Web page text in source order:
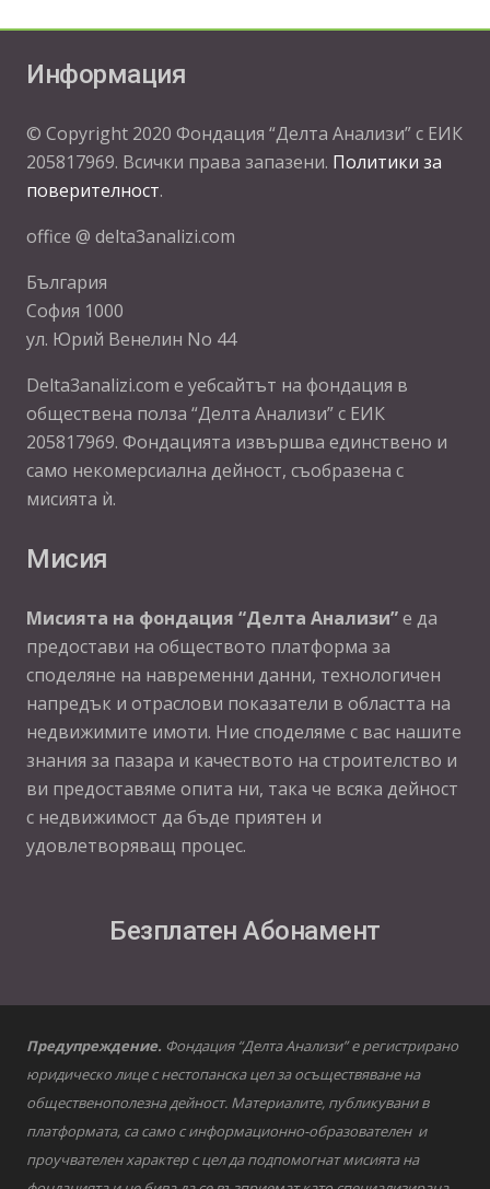
Информация
© Copyright 2020 Фондация “Делта Анализи” с ЕИК
205817969. Всички права запазени. Политики за
поверителност.
office @ delta3analizi.com
България
София 1000
ул. Юрий Венелин No 44
Delta3analizi.com e уебсайтът на фондация в
обществена полза “Делта Анализи” с ЕИК
205817969. Фондацията извършва единствено и
само некомерсиална дейност, съобразена с
мисията ѝ.
Мисия
Мисията на фондация “Делта Анализи”е да
предостави на обществото платформа за
споделяне на навременни данни, технологичен
напредък и отраслови показатели в областта на
недвижимите имоти. Ние споделяме с вас нашите
знания за пазара и качеството на строителство и
ви предоставяме опита ни, така че всяка дейност
с недвижимост да бъде приятен и
удовлетворяващ процес.
Безплатен Абонамент
Предупреждение. Фондация “Делта Анализи” е регистрирано
юридическо лице с нестопанска цел за осъществяване на
общественополезна дейност. Материалите, публикувани в
платформата, са само с информационно-образователен и
проучвателен характер с цел да подпомогнат мисията на